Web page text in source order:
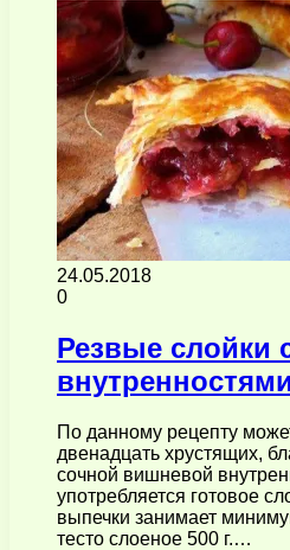
24.05.2018
0
Резвые слойки
По данному рецепту
двенадцать хрустящих,
сочной вишневой
употребляется готовое
выпечки занимает
тесто слоеное 500 г.…